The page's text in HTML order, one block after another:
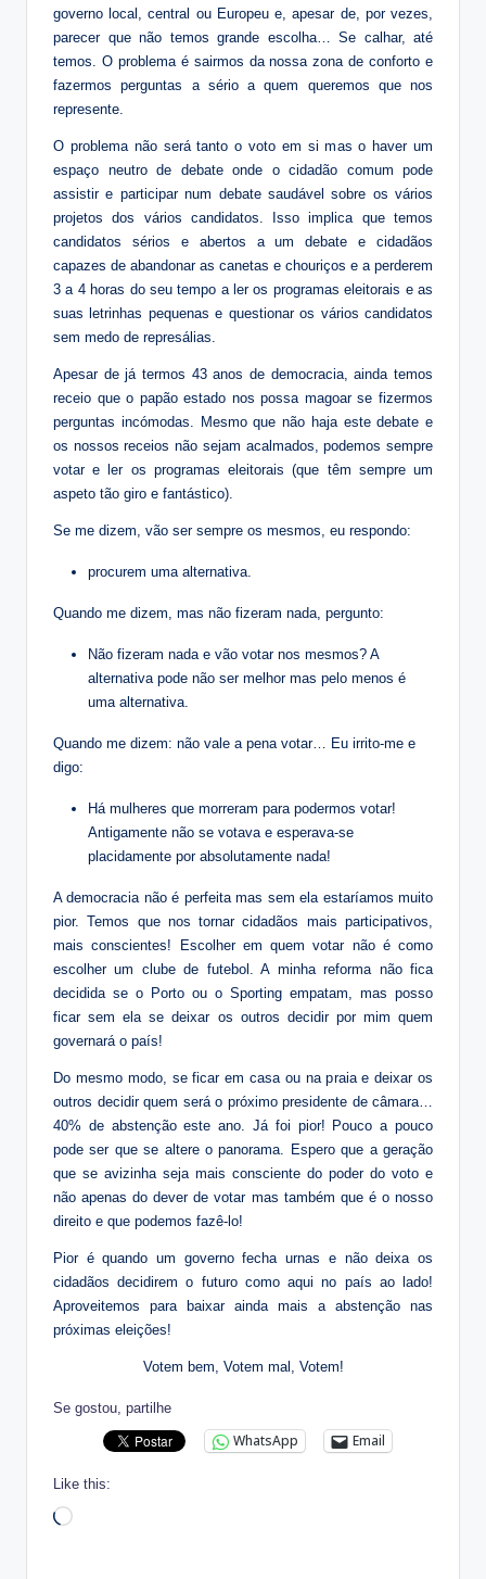
governo local, central ou Europeu e, apesar de, por vezes,
parecer que não temos grande escolha… Se calhar, até
temos. O problema é sairmos da nossa zona de conforto e
fazermos perguntas a sério a quem queremos que nos
represente.
O problema não será tanto o voto em si mas o haver um
espaço neutro de debate onde o cidadão comum pode
assistir e participar num debate saudável sobre os vários
projetos dos vários candidatos. Isso implica que temos
candidatos sérios e abertos a um debate e cidadãos
capazes de abandonar as canetas e chouriços e a perderem
3 a 4 horas do seu tempo a ler os programas eleitorais e as
suas letrinhas pequenas e questionar os vários candidatos
sem medo de represálias.
Apesar de já termos 43 anos de democracia, ainda temos
receio que o papão estado nos possa magoar se fizermos
perguntas incómodas. Mesmo que não haja este debate e
os nossos receios não sejam acalmados, podemos sempre
votar e ler os programas eleitorais (que têm sempre um
aspeto tão giro e fantástico).
Se me dizem, vão ser sempre os mesmos, eu respondo:
procurem uma alternativa.
Quando me dizem, mas não fizeram nada, pergunto:
Não fizeram nada e vão votar nos mesmos? A
alternativa pode não ser melhor mas pelo menos é
uma alternativa.
Quando me dizem: não vale a pena votar… Eu irrito-me e
digo:
Há mulheres que morreram para podermos votar!
Antigamente não se votava e esperava-se
placidamente por absolutamente nada!
A democracia não é perfeita mas sem ela estaríamos muito
pior. Temos que nos tornar cidadãos mais participativos,
mais conscientes! Escolher em quem votar não é como
escolher um clube de futebol. A minha reforma não fica
decidida se o Porto ou o Sporting empatam, mas posso
ficar sem ela se deixar os outros decidir por mim quem
governará o país!
Do mesmo modo, se ficar em casa ou na praia e deixar os
outros decidir quem será o próximo presidente de câmara…
40% de abstenção este ano. Já foi pior! Pouco a pouco
pode ser que se altere o panorama. Espero que a geração
que se avizinha seja mais consciente do poder do voto e
não apenas do dever de votar mas também que é o nosso
direito e que podemos fazê-lo!
Pior é quando um governo fecha urnas e não deixa os
cidadãos decidirem o futuro como aqui no país ao lado!
Aproveitemos para baixar ainda mais a abstenção nas
próximas eleições!
Votem bem, Votem mal, Votem!
Se gostou, partilhe
WhatsApp Email
Like this:
Loading…